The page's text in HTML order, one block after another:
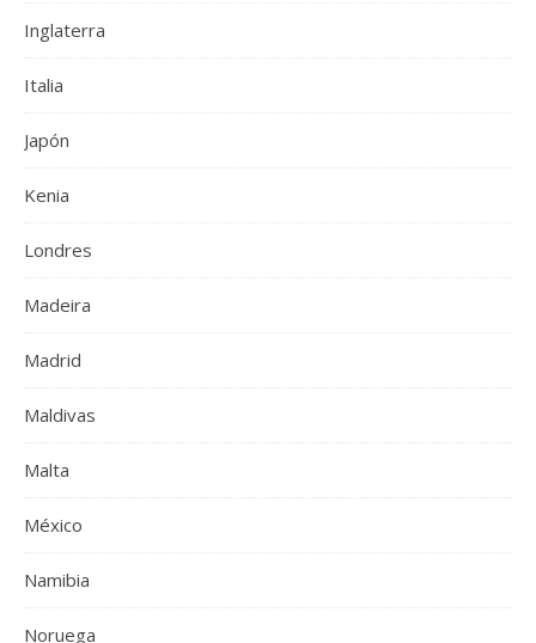
Inglaterra
Italia
Japón
Kenia
Londres
Madeira
Madrid
Maldivas
Malta
México
Namibia
Noruega